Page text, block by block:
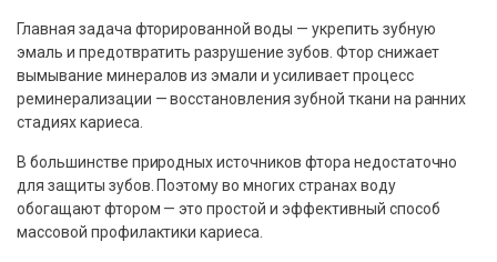
Главная задача фторированной воды — укрепить зубную
эмаль и предотвратить разрушение зубов. Фтор снижает
вымывание минералов из эмали и усиливает процесс
реминерализации — восстановления зубной ткани на ранних
стадиях кариеса.
В большинстве природных источников фтора недостаточно
для защиты зубов. Поэтому во многих странах воду
обогащают фтором — это простой и эффективный способ
массовой профилактики кариеса.